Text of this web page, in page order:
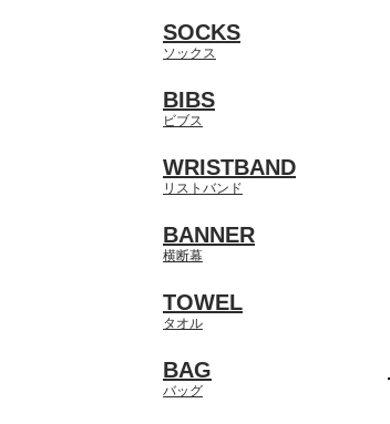
SOCKS
ソックス
BIBS
ビブス
WRISTBAND
リストバンド
BANNER
横断幕
TOWEL
タオル
BAG
バッグ